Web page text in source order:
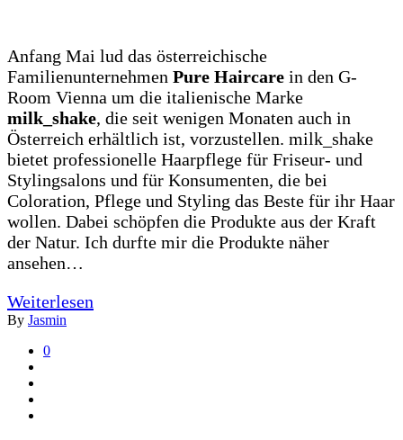
Anfang Mai lud das österreichische
Familienunternehmen Pure Haircare in den G-
Room Vienna um die italienische Marke
milk_shake, die seit wenigen Monaten auch in
Österreich erhältlich ist, vorzustellen. milk_shake
bietet professionelle Haarpflege für Friseur- und
Stylingsalons und für Konsumenten, die bei
Coloration, Pflege und Styling das Beste für ihr Haar
wollen. Dabei schöpfen die Produkte aus der Kraft
der Natur. Ich durfte mir die Produkte näher
ansehen…
Weiterlesen
By Jasmin
0